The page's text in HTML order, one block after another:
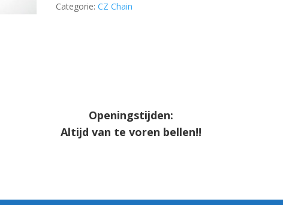
pieces
Categorie:CZ Chain
Openingstijden:
Altijd van te voren bellen!!